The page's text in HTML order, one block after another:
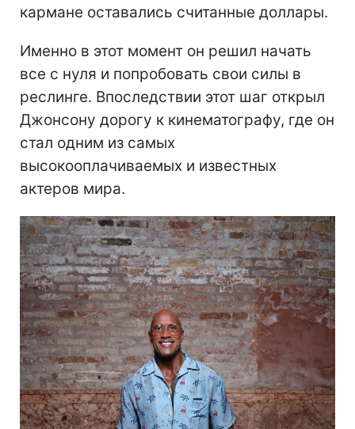
кармане оставались считанные доллары.
Именно в этот момент он решил начать
все с нуля и попробовать свои силы в
реслинге. Впоследствии этот шаг открыл
Джонсону дорогу к кинематографу, где он
стал одним из самых
высокооплачиваемых и известных
актеров мира.